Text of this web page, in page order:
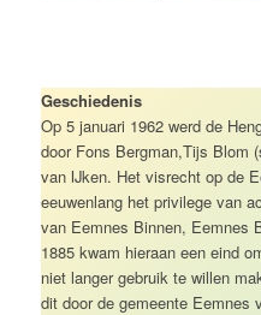
Geschiedenis
Op 5 januari 1962 werd de
door Fons Bergman,Tijs Blom
van IJken. Het visrecht op de
eeuwenlang het privilege van
van Eemnes Binnen, Eemnes
1885 kwam hieraan een eind
niet langer gebruik te willen
dit door de gemeente Eemnes